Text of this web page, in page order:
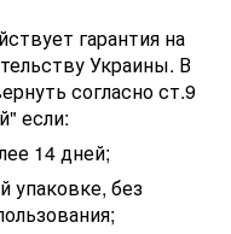
гарантия на
Украины. В
согласно ст.9
если:
14 дней;
упаковке, без